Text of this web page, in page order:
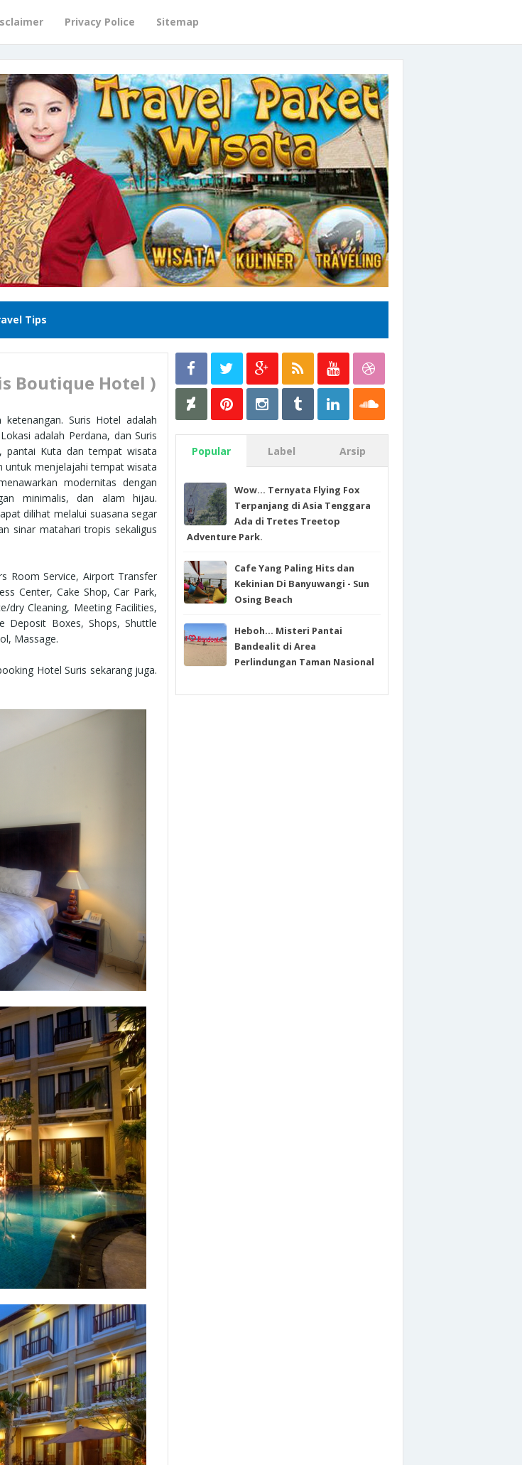
Privacy Police Sitemap
Tips
Boutique Hotel )
Suris Hotel adalah
adalah Perdana, dan Suris
pantai Kuta dan tempat wisata
untuk menjelajahi tempat wisata
modernitas dengan
minimalis, dan alam hijau.
dilihat melalui suasana segar
sinar matahari tropis sekaligus
Room Service, Airport Transfer
Center, Cake Shop, Car Park,
dry Cleaning, Meeting Facilities,
Deposit Boxes, Shops, Shuttle
Massage.
Hotel Suris sekarang juga.
Popular Label Arsip
Wow... Ternyata Flying Fox
Terpanjang di Asia Tenggara
Ada di Tretes Treetop
Adventure Park.
Cafe Yang Paling Hits dan
Kekinian Di Banyuwangi - Sun
Osing Beach
Heboh... Misteri Pantai
Bandealit di Area
Perlindungan Taman Nasional